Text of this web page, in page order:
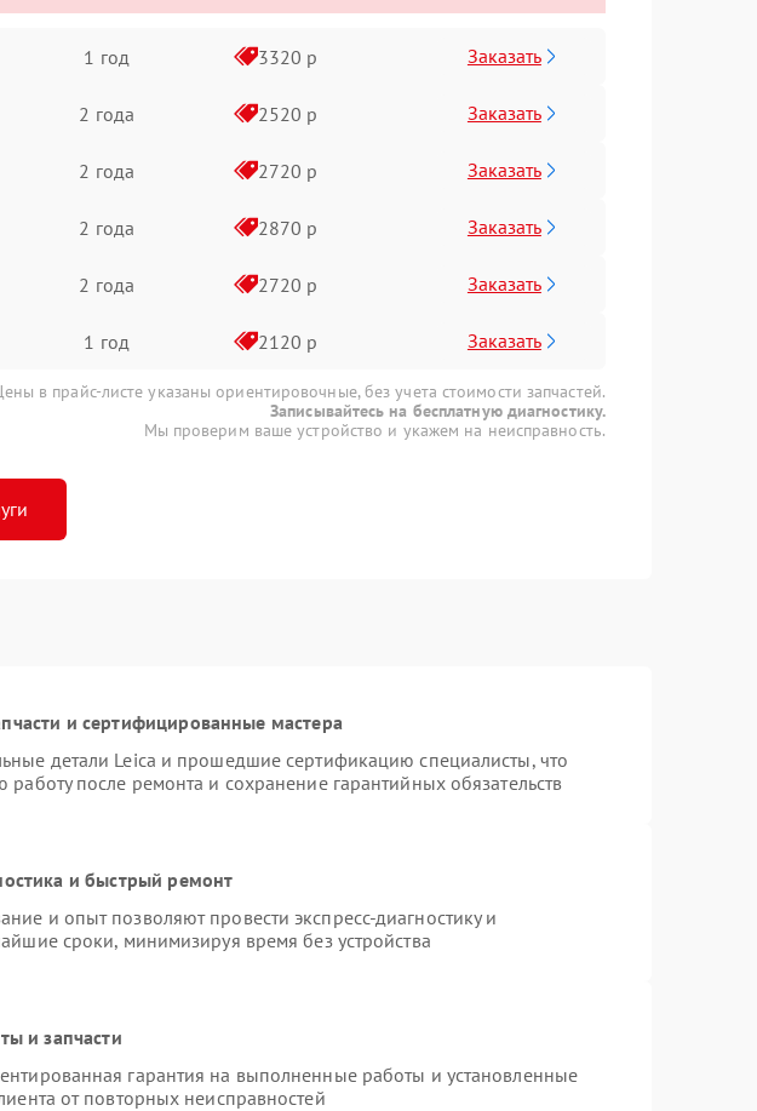
1 год 3320 р Заказать
2 года 2520 р Заказать
2 года 2720 р Заказать
2 года 2870 р Заказать
2 года 2720 р Заказать
1 год 2120 р Заказать
в прайс-листе указаны ориентировочные, без учета стоимости запчастей.
Записывайтесь на бесплатную диагностику.
Мы проверим ваше устройство и укажем на неисправность.
и сертифицированные мастера
детали Leica и прошедшие сертификацию специалисты, что
работу после ремонта и сохранение гарантийных обязательств
и быстрый ремонт
и опыт позволяют провести экспресс-диагностику и
сроки, минимизируя время без устройства
и запчасти
гарантия на выполненные работы и установленные
от повторных неисправностей